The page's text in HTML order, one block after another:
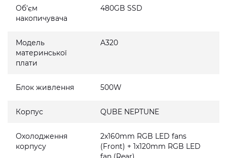
Об'єм
накопичувача
480GB SSD
Модель
материнської
плати
A320
Блок живлення 500W
Корпус QUBE NEPTUNE
Охолодження
корпусу
2x160mm RGB LED fans
(Front) + 1x120mm RGB LED